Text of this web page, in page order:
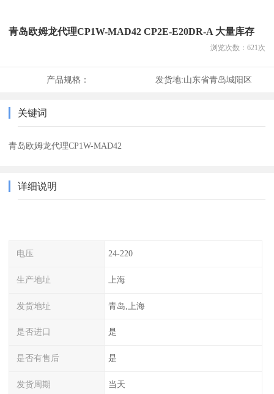
青岛欧姆龙代理CP1W-MAD42 CP2E-E20DR-A 大量库存
浏览次数： 621次
产品规格： 发货地:山东省青岛城阳区
关键词
青岛欧姆龙代理CP1W-MAD42
详细说明
电压 24-220
生产地址 上海
发货地址 青岛,上海
是否进口 是
是否有售后 是
发货周期 当天